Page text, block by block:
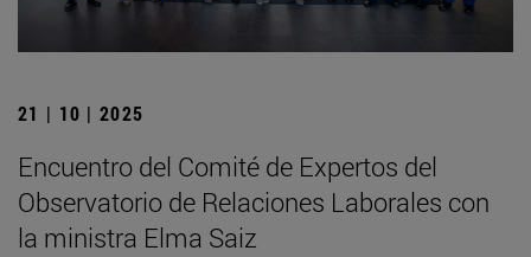
21 | 10 | 2025
Encuentro del Comité de Expertos del
Observatorio de Relaciones Laborales con
la ministra Elma Saiz